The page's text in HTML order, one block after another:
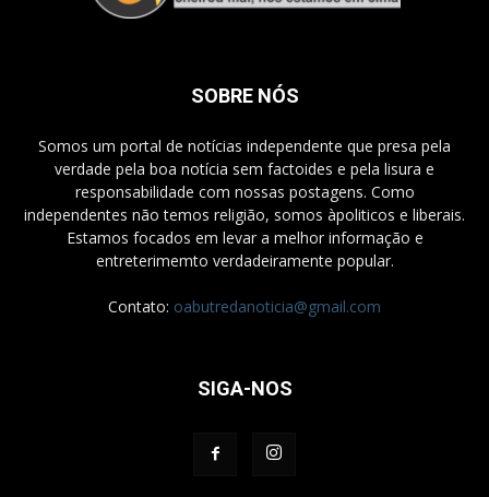
SOBRE NÓS
Somos um portal de notícias independente que presa pela
verdade pela boa notícia sem factoides e pela lisura e
responsabilidade com nossas postagens. Como
independentes não temos religião, somos àpoliticos e liberais.
Estamos focados em levar a melhor informação e
entreterimemto verdadeiramente popular.
Contato: oabutredanoticia@gmail.com
SIGA-NOS